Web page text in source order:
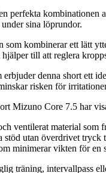
perfekta kombinationen
sina löprundor.
som kombinerar ett lätt
till att reglera
denna short ett
risken för
Mizuno Core 7.5 har
ventilerat material som
stöd utan överdrivet tryck
minimerar vikten för en
träning, intervallpass